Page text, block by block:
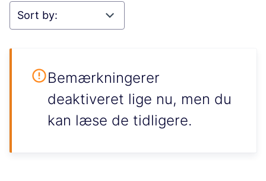
Bemærkningerer
deaktiveret lige nu, men du
kan læse de tidligere.